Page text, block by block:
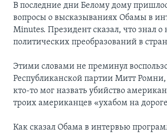
В последние дни Белому дому
вопросы о высказываниях Обамы в
Minutes. Президент сказал, что знал
политических преобразований в
Этими словами не преминул
Республиканской партии Митт
кто-то мог назвать убийство
троих американцев «ухабом на
Как сказал Обама в интервью